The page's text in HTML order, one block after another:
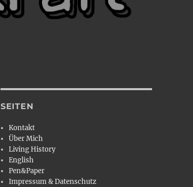
SEITEN
Kontakt
Über Mich
Living History
English
Pen&Paper
Impressum & Datenschutz